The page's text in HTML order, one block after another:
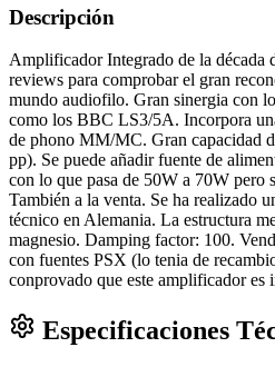
Descripción
Amplificador Integrado de la década
reviews para comprobar el gran
mundo audiofilo. Gran sinergia con
como los BBC LS3/5A. Incorpora
de phono MM/MC. Gran capacidad
pp). Se puede añadir fuente de
con lo que pasa de 50W a 70W pero
También a la venta. Se ha realizado
técnico en Alemania. La estructura
magnesio. Damping factor: 100.
con fuentes PSX (lo tenia de
conprovado que este amplificador es
Especificaciones